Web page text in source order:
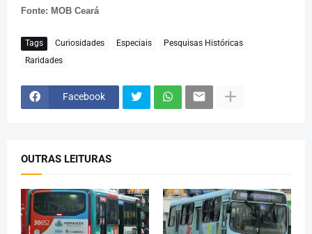
Fonte: MOB Ceará
Tags Curiosidades Especiais
Pesquisas Históricas
Raridades
Facebook
OUTRAS LEITURAS